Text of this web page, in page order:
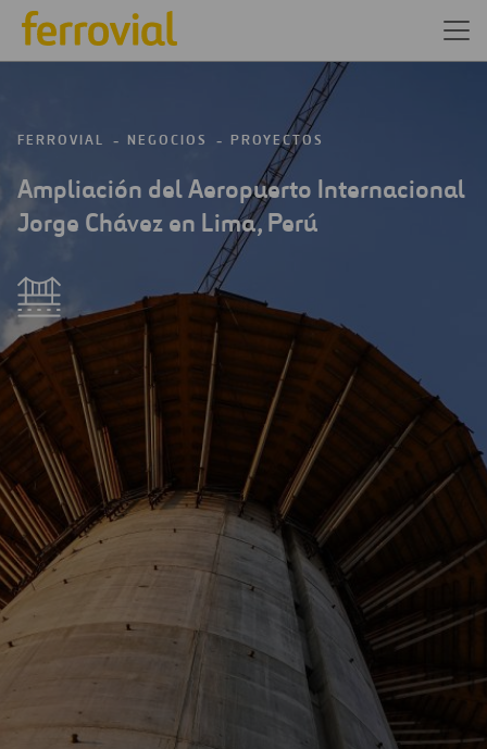
FERROVIAL NEGOCIOS PROYECTOS
Ampliación del Aeropuerto Internacional
Jorge Chávez en Lima, Perú